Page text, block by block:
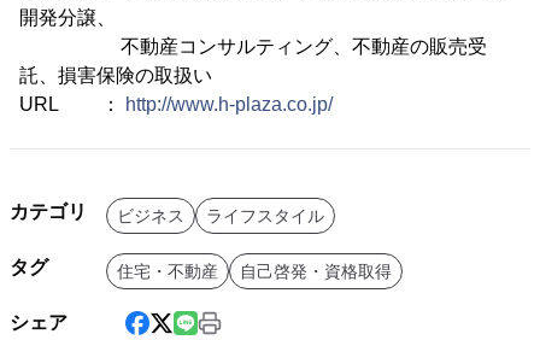
開発分譲、
不動産コンサルティング、不動産の販売受
託、損害保険の取扱い
URL ：
http://www.h-plaza.co.jp/
カテゴリ ビジネス ライフスタイル
タグ 住宅・不動産 自己啓発・資格取得
シェア